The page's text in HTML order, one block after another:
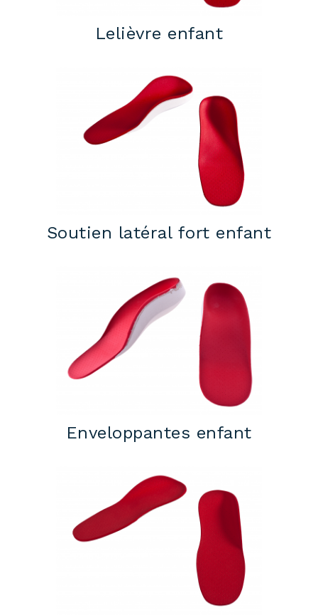
Lelièvre enfant
Soutien latéral fort enfant
Enveloppantes enfant